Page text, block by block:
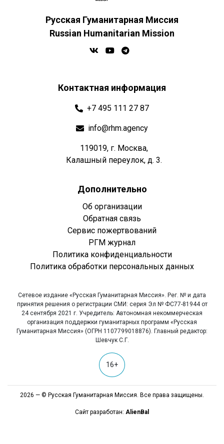
Русская Гуманитарная Миссия
Russian Humanitarian Mission
Контактная информация
+7 495 111 27 87
info@rhm.agency
119019, г. Москва,
Калашный переулок, д. 3.
Дополнительно
Об организации
Обратная связь
Сервис пожертвований
РГМ журнал
Политика конфиденциальности
Политика обработки персональных данных
Сетевое издание «Русская Гуманитарная Миссия». Рег. № и дата
принятия решения о регистрации СМИ: серия Эл № ФС77-81944 от
24 сентября 2021 г. Учредитель: Автономная некоммерческая
организация поддержки гуманитарных программ «Русская
Гуманитарная Миссия» (ОГРН 1107799018876). Главный редактор:
Шевчук С.Г.
16+
2026 — © Русская Гуманитарная Миссия. Все права защищены.
Сайт разработан: AlienBal